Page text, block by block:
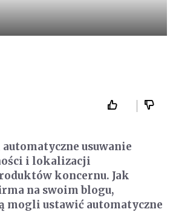
usuwanie
i lokalizacji
koncernu. Jak
na swoim blogu,
mogli ustawić automatyczne